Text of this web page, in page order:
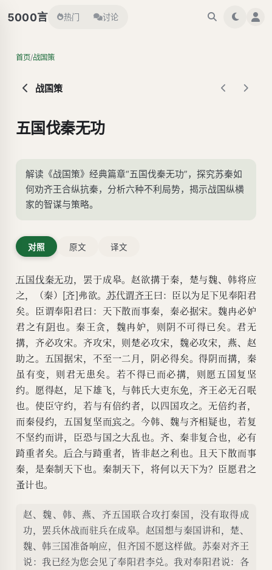
5000言 热门 讨论
首页/战国策
战国策
五国伐秦无功
解读《战国策》经典篇章“五国伐秦无功”，探究苏秦如
何劝齐王合纵抗秦，分析六种不利局势，揭示战国纵横
家的智谋与策略。
对照 原文 译文
五国伐秦无功，罢于成皋。赵欲搆于秦，楚与魏、韩将应
之，（秦）[齐]弗欲。 苏代谓齐王曰：臣以为足下见奉阳君
矣。臣谓奉阳君曰：天下散而事秦，秦必据宋。魏冉必妒
君之有阴也。秦王贪，魏冉妒，则阴不可得已矣。君无
搆，齐必攻宋。齐攻宋，则楚必攻宋，魏必攻宋，燕、赵
助之。五国据宋，不至一二月，阴必得矣。得阴而搆，秦
虽有变，则君无患矣。若不得已而必搆，则愿五国复坚
约。愿得赵，足下雄飞，与韩氏大吏东免，齐王必无召呡
也。使臣守约，若与有倍约者，以四国攻之。无倍约者，
而秦侵约，五国复坚而宾之。今韩、魏与齐相疑也，若复
不坚约而讲，臣恐与国之大乱也。齐、秦非复合也，必有
踦重者矣。 后合与踦重者，皆非赵之利也。且天下散而事
秦，是秦制天下也。秦制天下，将何以天下为？臣愿君之
蚤计也。
赵、魏、韩、燕、齐五国联合攻打秦国，没有取得成
功，罢兵休战而驻兵在成皋。赵国想与秦国讲和，楚、
魏、韩三国准备响应，但齐国不愿这样做。苏秦对齐王
说：我已经为您会见了奉阳君李兑。我对奉阳君说：各